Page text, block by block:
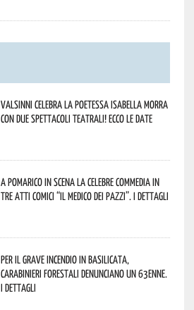
Valsinni celebra la poetessa Isabella Morra
con due spettacoli teatrali! Ecco le date
A Pomarico in scena la celebre commedia in
tre atti comici “Il medico dei pazzi”. I dettagli
Per il grave incendio in Basilicata,
Carabinieri forestali denunciano un 63enne.
I dettagli